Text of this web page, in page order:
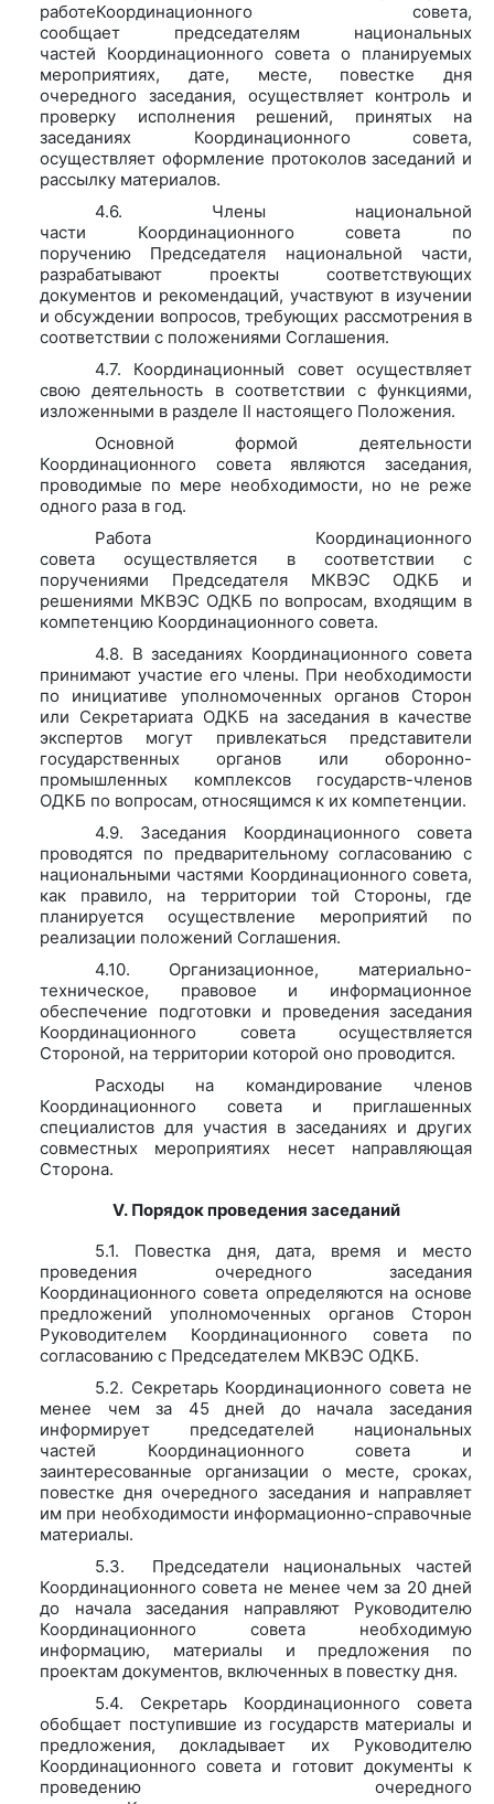
работеКоординационного совета,
сообщает председателям национальных
частей Координационного совета о планируемых
мероприятиях, дате, месте, повестке дня
очередного заседания, осуществляет контроль и
проверку исполнения решений, принятых на
заседаниях Координационного совета,
осуществляет оформление протоколов заседаний и
рассылку материалов.
4.6. Члены национальной
части Координационного совета по
поручению Председателя национальной части,
разрабатывают проекты соответствующих
документов и рекомендаций, участвуют в изучении
и обсуждении вопросов, требующих рассмотрения в
соответствии с положениями Соглашения.
4.7. Координационный совет осуществляет
свою деятельность в соответствии с функциями,
изложенными в разделе II настоящего Положения.
Основной формой деятельности
Координационного совета являются заседания,
проводимые по мере необходимости, но не реже
одного раза в год.
Работа Координационного
совета осуществляется в соответствии с
поручениями Председателя МКВЭС ОДКБ и
решениями МКВЭС ОДКБ по вопросам, входящим в
компетенцию Координационного совета.
4.8. В заседаниях Координационного совета
принимают участие его члены. При необходимости
по инициативе уполномоченных органов Сторон
или Секретариата ОДКБ на заседания в качестве
экспертов могут привлекаться представители
государственных органов или оборонно-
промышленных комплексов государств-членов
ОДКБ по вопросам, относящимся к их компетенции.
4.9. Заседания Координационного совета
проводятся по предварительному согласованию с
национальными частями Координационного совета,
как правило, на территории той Стороны, где
планируется осуществление мероприятий по
реализации положений Соглашения.
4.10. Организационное, материально-
техническое, правовое и информационное
обеспечение подготовки и проведения заседания
Координационного совета осуществляется
Стороной, на территории которой оно проводится.
Расходы на командирование членов
Координационного совета и приглашенных
специалистов для участия в заседаниях и других
совместных мероприятиях несет направляющая
Сторона.
V. Порядок проведения заседаний
5.1. Повестка дня, дата, время и место
проведения очередного заседания
Координационного совета определяются на основе
предложений уполномоченных органов Сторон
Руководителем Координационного совета по
согласованию с Председателем МКВЭС ОДКБ.
5.2. Секретарь Координационного совета не
менее чем за 45 дней до начала заседания
информирует председателей национальных
частей Координационного совета и
заинтересованные организации о месте, сроках,
повестке дня очередного заседания и направляет
им при необходимости информационно-справочные
материалы.
5.3. Председатели национальных частей
Координационного совета не менее чем за 20 дней
до начала заседания направляют Руководителю
Координационного совета необходимую
информацию, материалы и предложения по
проектам документов, включенных в повестку дня.
5.4. Секретарь Координационного совета
обобщает поступившие из государств материалы и
предложения, докладывает их Руководителю
Координационного совета и готовит документы к
проведению очередного